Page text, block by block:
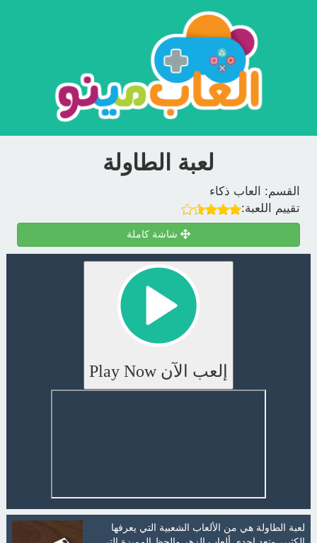
لعبة الطاولة
القسم:
العاب ذكاء
تقييم اللعبة:
شاشة كاملة
إلعب الآن Play Now
لعبة الطاولة هي من الألعاب الشعبية التي يعرفها